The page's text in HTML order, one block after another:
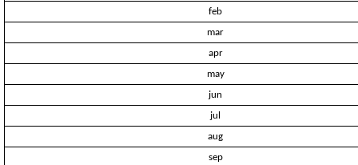
feb
mar
apr
may
jun
jul
aug
sep